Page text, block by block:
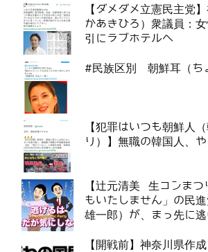
【ダメダメ立憲民主党
かあきひろ）衆議員：
引にラブホテルへ
#民族区別 朝鮮耳（ち
【犯罪はいつも朝鮮人
り）】無職の韓国人、
【辻元清美 生コンま
もいたしません」の民
雄一郎）が、まっ先に
【開戦前】神奈川県作